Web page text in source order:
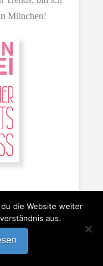
München!
die Website weiter
aus.